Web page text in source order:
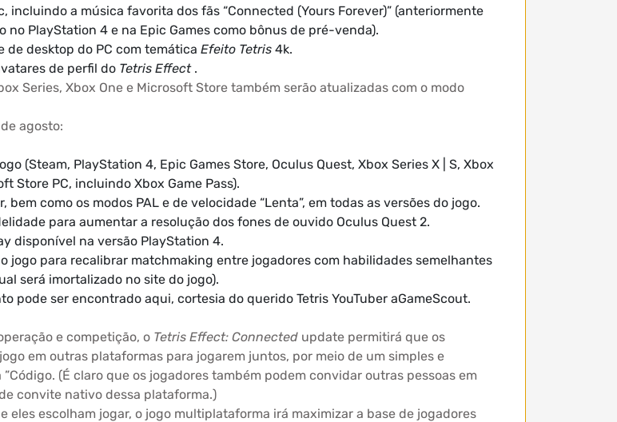
incluindo a música favorita dos fãs “Connected (Yours Forever)” (anteriormente
PlayStation 4 e na Epic Games como bônus de pré-venda).
de desktop do PC com temática Efeito Tetris 4k.
de perfil do Tetris Effect.
Series, Xbox One e Microsoft Store também serão atualizadas com o modo
agosto:
(Steam, PlayStation 4, Epic Games Store, Oculus Quest, Xbox Series X | S, Xbox
Store PC, incluindo Xbox Game Pass).
como os modos PAL e de velocidade “Lenta”, em todas as versões do jogo.
para aumentar a resolução dos fones de ouvido Oculus Quest 2.
disponível na versão PlayStation 4.
jogo para recalibrar matchmaking entre jogadores com habilidades semelhantes
será imortalizado no site do jogo).
pode ser encontrado aqui, cortesia do querido Tetris YouTuber aGameScout.
e competição, o Tetris Effect: Connected update permitirá que os
em outras plataformas para jogarem juntos, por meio de um simples e
(É claro que os jogadores também podem convidar outras pessoas em
convite nativo dessa plataforma.)
escolham jogar, o jogo multiplataforma irá maximizar a base de jogadores